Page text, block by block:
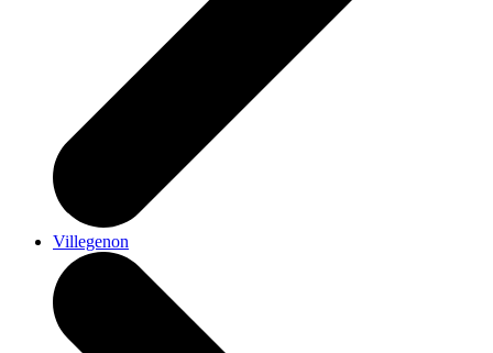
Villegenon